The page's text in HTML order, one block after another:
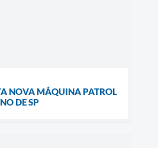
NOVA MÁQUINA PATROL
DE SP